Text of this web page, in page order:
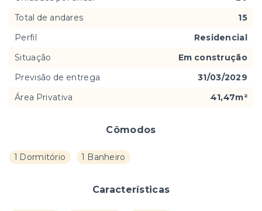
Cômodos
1 Dormitório 1 Banheiro
Características
Total de andares
15
Perfil
Residencial
Situação
Em construção
Previsão de entrega
31/03/2029
Área Privativa
41,47m²